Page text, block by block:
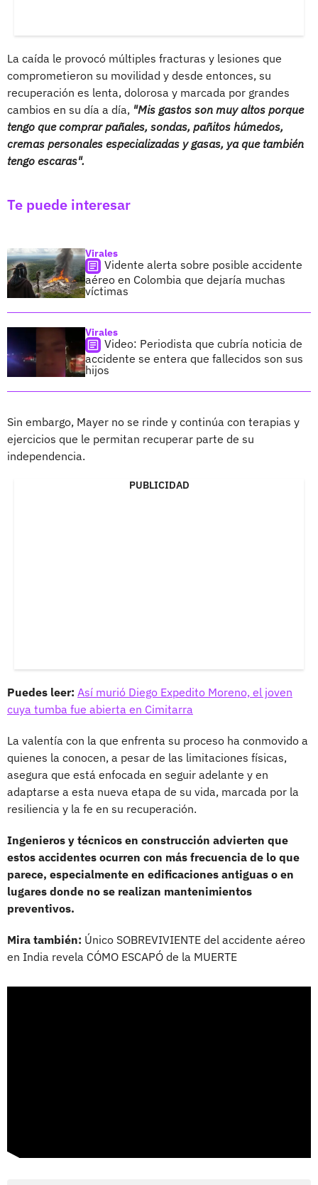
La caída le provocó múltiples fracturas y lesiones que
comprometieron su movilidad y desde entonces, su
recuperación es lenta, dolorosa y marcada por grandes
cambios en su día a día, "Mis gastos son muy altos porque
tengo que comprar pañales, sondas, pañitos húmedos,
cremas personales especializadas y gasas, ya que también
tengo escaras".
Te puede interesar
Virales
Vidente alerta sobre posible accidente
aéreo en Colombia que dejaría muchas
víctimas
Virales
Video: Periodista que cubría noticia de
accidente se entera que fallecidos son sus
hijos
Sin embargo, Mayer no se rinde y continúa con terapias y
ejercicios que le permitan recuperar parte de su
independencia.
PUBLICIDAD
Puedes leer: Así murió Diego Expedito Moreno, el joven
cuya tumba fue abierta en Cimitarra
La valentía con la que enfrenta su proceso ha conmovido a
quienes la conocen, a pesar de las limitaciones físicas,
asegura que está enfocada en seguir adelante y en
adaptarse a esta nueva etapa de su vida, marcada por la
resiliencia y la fe en su recuperación.
Ingenieros y técnicos en construcción advierten que
estos accidentes ocurren con más frecuencia de lo que
parece, especialmente en edificaciones antiguas o en
lugares donde no se realizan mantenimientos
preventivos.
Mira también: Único SOBREVIVIENTE del accidente aéreo
en India revela CÓMO ESCAPÓ de la MUERTE